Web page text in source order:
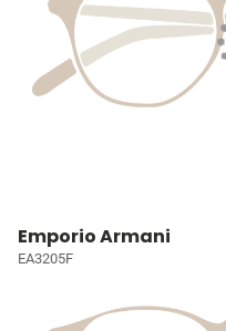
Emporio Armani
EA3205F